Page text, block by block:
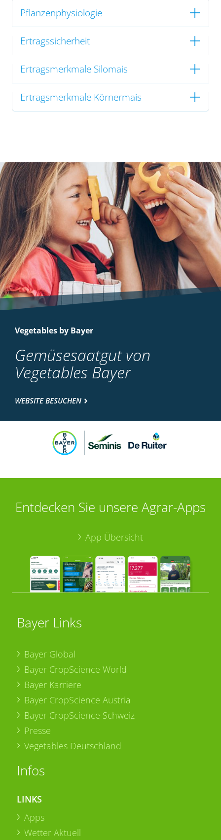
Pflanzenphysiologie
Ertragssicherheit
Ertragsmerkmale Silomais
Ertragsmerkmale Körnermais
Vegetables by Bayer
Gemüsesaatgut von
Vegetables Bayer
WEBSITE BESUCHEN
Entdecken Sie unsere Agrar-Apps
App Übersicht
Bayer Links
Bayer Global
Bayer CropScience World
Bayer Karriere
Bayer CropScience Austria
Bayer CropScience Schweiz
Presse
Vegetables Deutschland
Infos
LINKS
Apps
Wetter Aktuell